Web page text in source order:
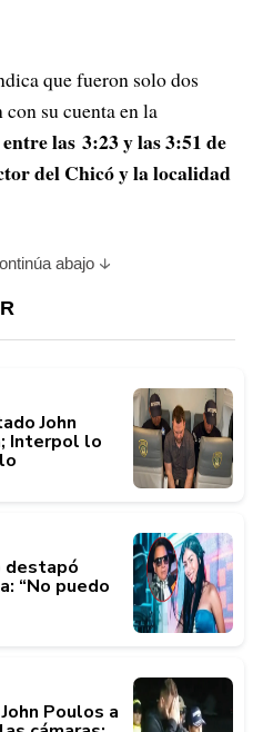
que fueron solo dos
su cuenta en la
las 3:23 y las 3:51 de
del Chicó y la localidad
abajo
John
Interpol lo
destapó
“No puedo
Poulos a